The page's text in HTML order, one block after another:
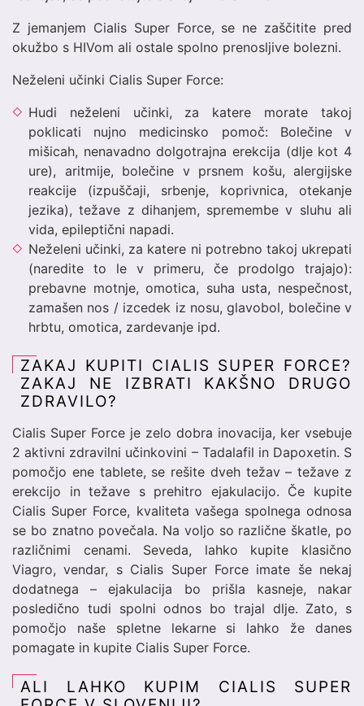
Z jemanjem Cialis Super Force, se ne zaščitite pred
okužbo s HIVom ali ostale spolno prenosljive bolezni.
Neželeni učinki Cialis Super Force:
Hudi neželeni učinki, za katere morate takoj
poklicati nujno medicinsko pomoč: Bolečine v
mišicah, nenavadno dolgotrajna erekcija (dlje kot 4
ure), aritmije, bolečine v prsnem košu, alergijske
reakcije (izpuščaji, srbenje, koprivnica, otekanje
jezika), težave z dihanjem, spremembe v sluhu ali
vida, epileptični napadi.
Neželeni učinki, za katere ni potrebno takoj ukrepati
(naredite to le v primeru, če prodolgo trajajo):
prebavne motnje, omotica, suha usta, nespečnost,
zamašen nos / izcedek iz nosu, glavobol, bolečine v
hrbtu, omotica, zardevanje ipd.
ZAKAJ KUPITI CIALIS SUPER FORCE?
ZAKAJ NE IZBRATI KAKŠNO DRUGO
ZDRAVILO?
Cialis Super Force je zelo dobra inovacija, ker vsebuje
2 aktivni zdravilni učinkovini – Tadalafil in Dapoxetin. S
pomočjo ene tablete, se rešite dveh težav – težave z
erekcijo in težave s prehitro ejakulacijo. Če kupite
Cialis Super Force, kvaliteta vašega spolnega odnosa
se bo znatno povečala. Na voljo so različne škatle, po
različnimi cenami. Seveda, lahko kupite klasično
Viagro, vendar, s Cialis Super Force imate še nekaj
dodatnega – ejakulacija bo prišla kasneje, nakar
posledično tudi spolni odnos bo trajal dlje. Zato, s
pomočjo naše spletne lekarne si lahko že danes
pomagate in kupite Cialis Super Force.
ALI LAHKO KUPIM CIALIS SUPER